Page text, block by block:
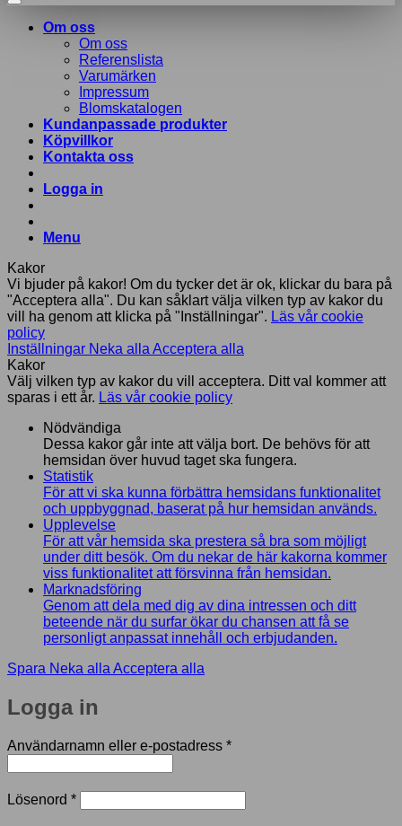
Om oss
Om oss
Referenslista
Varumärken
Impressum
Blomskatalogen
Kundanpassade produkter
Köpvillkor
Kontakta oss
Logga in
Menu
Kakor
Vi bjuder på kakor! Om du tycker det är ok, klickar du bara på
"Acceptera alla". Du kan såklart välja vilken typ av kakor du
vill ha genom att klicka på "Inställningar". Läs vår cookie
policy
Inställningar Neka alla Acceptera alla
Kakor
Välj vilken typ av kakor du vill acceptera. Ditt val kommer att
sparas i ett år. Läs vår cookie policy
Nödvändiga
Dessa kakor går inte att välja bort. De behövs för att
hemsidan över huvud taget ska fungera.
Statistik
För att vi ska kunna förbättra hemsidans funktionalitet
och uppbyggnad, baserat på hur hemsidan används.
Upplevelse
För att vår hemsida ska prestera så bra som möjligt
under ditt besök. Om du nekar de här kakorna kommer
viss funktionalitet att försvinna från hemsidan.
Marknadsföring
Genom att dela med dig av dina intressen och ditt
beteende när du surfar ökar du chansen att få se
personligt anpassat innehåll och erbjudanden.
Spara Neka alla Acceptera alla
Logga in
Användarnamn eller e-postadress *Obligatoriskt
Lösenord *Obligatoriskt